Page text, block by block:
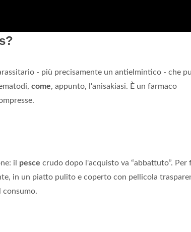
- più precisamente un antielmintico - che
come, appunto, l'anisakiasi. È un farmaco
il pesce crudo dopo l'acquisto va “abbattuto”. Per
in un piatto pulito e coperto con pellicola
consumo.